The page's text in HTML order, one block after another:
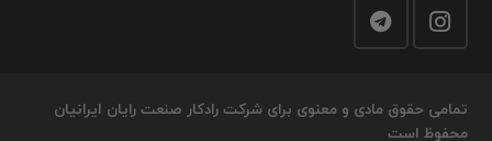
تمامی حقوق مادی و معنوی برای شرکت رادکار صنعت رایان ایرانیان
محفوظ است